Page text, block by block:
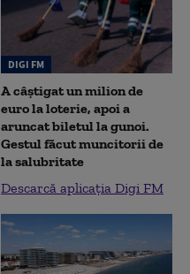
DIGI FM
A câștigat un milion de
euro la loterie, apoi a
aruncat biletul la gunoi.
Gestul făcut muncitorii de
la salubritate
Descarcă aplicația Digi FM